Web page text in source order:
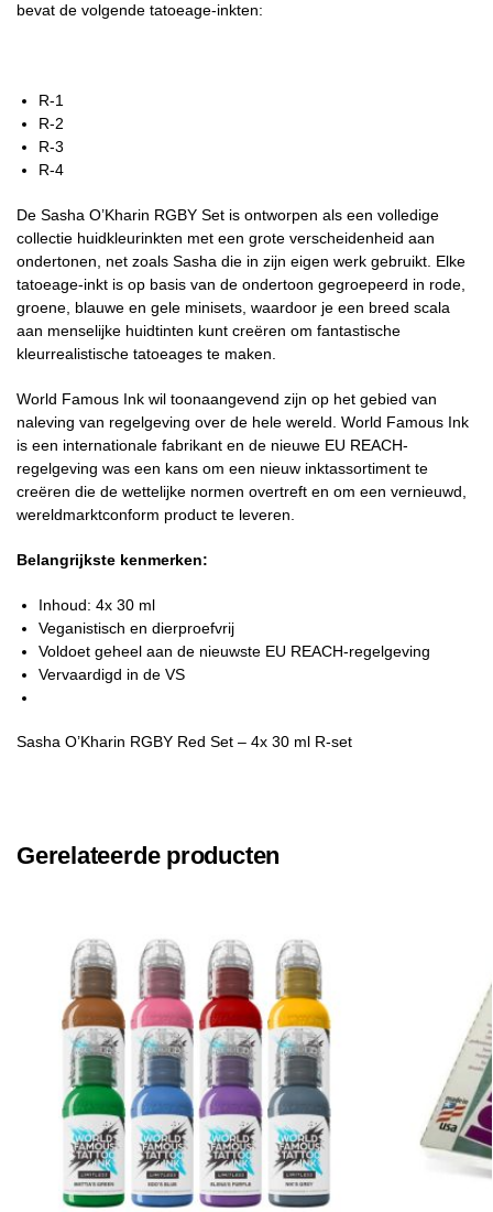
bevat de volgende tatoeage-inkten:
R-1
R-2
R-3
R-4
De Sasha O’Kharin RGBY Set is ontworpen als een volledige
collectie huidkleurinkten met een grote verscheidenheid aan
ondertonen, net zoals Sasha die in zijn eigen werk gebruikt. Elke
tatoeage-inkt is op basis van de ondertoon gegroepeerd in rode,
groene, blauwe en gele minisets, waardoor je een breed scala
aan menselijke huidtinten kunt creëren om fantastische
kleurrealistische tatoeages te maken.
World Famous Ink wil toonaangevend zijn op het gebied van
naleving van regelgeving over de hele wereld. World Famous Ink
is een internationale fabrikant en de nieuwe EU REACH-
regelgeving was een kans om een nieuw inktassortiment te
creëren die de wettelijke normen overtreft en om een vernieuwd,
wereldmarktconform product te leveren.
Belangrijkste kenmerken:
Inhoud: 4x 30 ml
Veganistisch en dierproefvrij
Voldoet geheel aan de nieuwste EU REACH-regelgeving
Vervaardigd in de VS
Sasha O’Kharin RGBY Red Set – 4x 30 ml R-set
Gerelateerde producten